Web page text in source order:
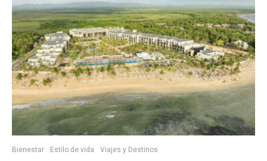
Bienestar Estilo de vida Viajes y Destinos